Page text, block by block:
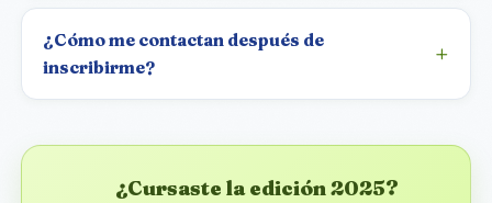
¿Cómo me contactan después de
inscribirme?
¿Cursaste la edición 2025?